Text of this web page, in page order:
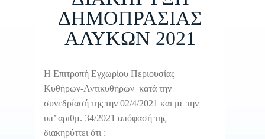
ΔΗΜΟΠΡΑΣΙΑΣ
ΑΛΥΚΩΝ 2021
Η Επιτροπή Εγχωρίου Περιουσίας
Κυθήρων-Αντικυθήρων κατά την
συνεδρίασή της την 02/4/2021 και με την
υπ’ αριθμ. 34/2021 απόφασή της
διακηρύττει ότι :